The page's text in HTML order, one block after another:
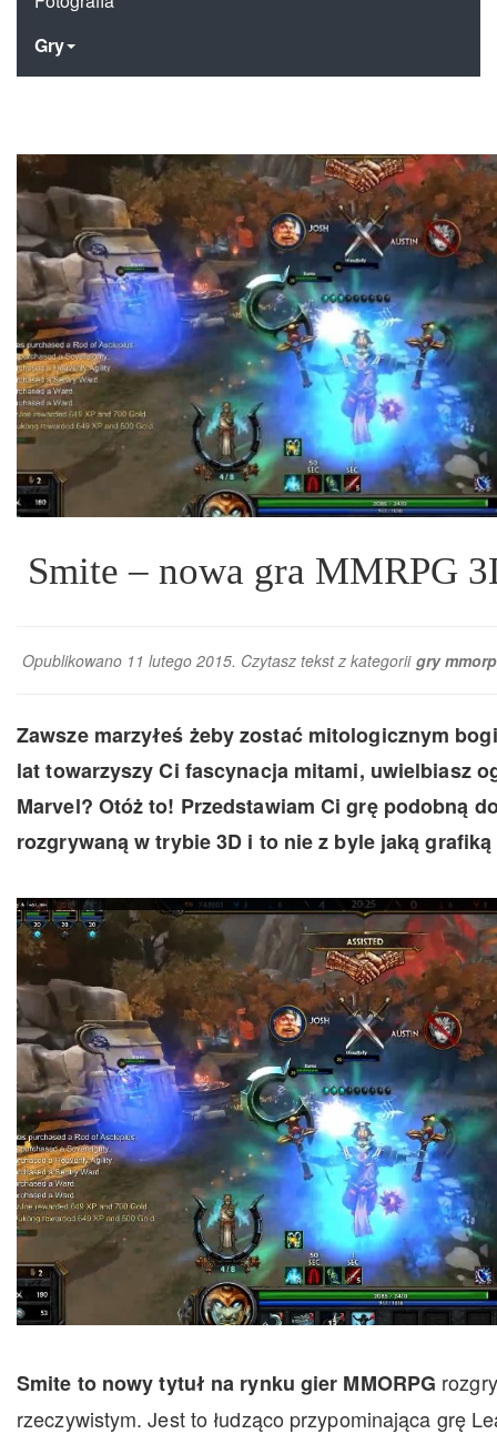
Gry
Smite – nowa gra MMRPG
Opublikowano 11 lutego 2015. Czytasz tekst z kategorii gry
Zawsze marzyłeś żeby zostać mitologicznym
lat towarzyszy Ci fascynacja mitami, uwielbiasz
Marvel? Otóż to! Przedstawiam Ci grę podobną
rozgrywaną w trybie 3D i to nie z byle jaką
Smite to nowy tytuł na rynku gier MMORPG
rzeczywistym. Jest to łudząco przypominająca grę